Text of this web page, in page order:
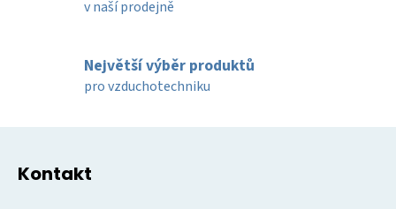
k
y
v naší prodejně
Největší výběr produktů
pro vzduchotechniku
Kontakt